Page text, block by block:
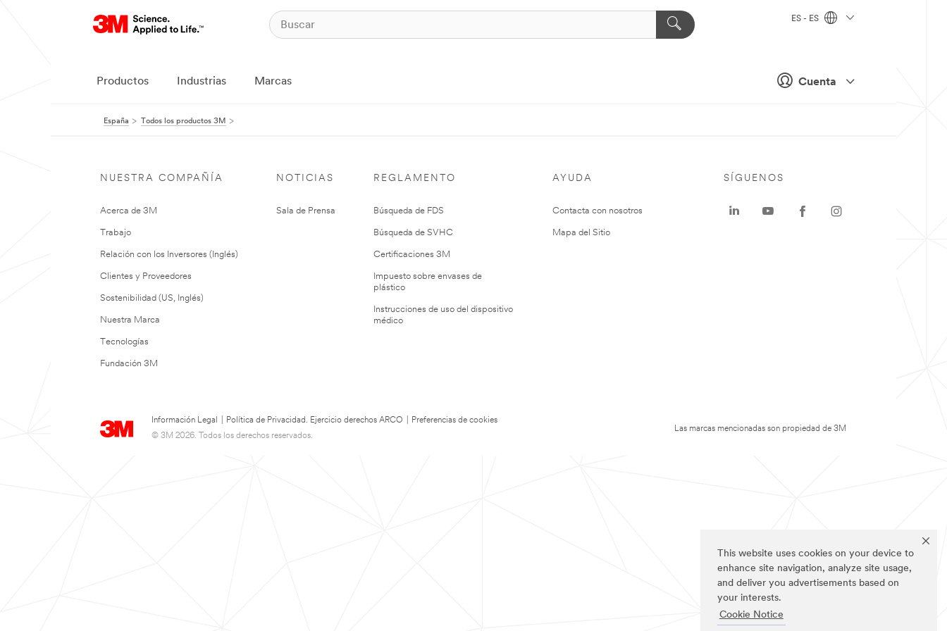
This website uses cookies on your device to
enhance site navigation, analyze site usage,
and deliver you advertisements based on
your interests.
Cookie Notice
Cuenta
ES - ES
Productos Industrias Marcas
España Todos los productos 3M
NUESTRA COMPAÑÍA
Acerca de 3M
Trabajo
Relación con los Inversores (Inglés)
Clientes y Proveedores
Sostenibilidad (US, Inglés)
Nuestra Marca
Tecnologías
Fundación 3M
NOTICIAS
Sala de Prensa
REGLAMENTO
Búsqueda de FDS
Búsqueda de SVHC
Certificaciones 3M
Impuesto sobre envases de
plástico
Instrucciones de uso del dispositivo
médico
AYUDA
Contacta con nosotros
Mapa del Sitio
Información Legal Política de Privacidad. Ejercicio derechos ARCO
Preferencias de cookies
© 3M 2026. Todos los derechos reservados.
SÍGUENOS
Las marcas mencionadas son propiedad de 3M